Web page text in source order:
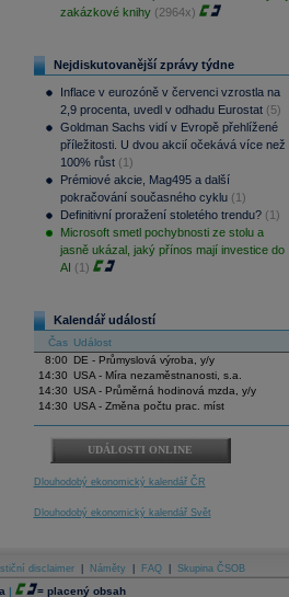
zakázkové knihy (2964x)
Nejdiskutovanější zprávy týdne
Inflace v eurozóně v červenci vzrostla na
2,9 procenta, uvedl v odhadu Eurostat (5)
Goldman Sachs vidí v Evropě přehlížené
příležitosti. U dvou akcií očekává více než
100% růst (1)
Prémiové akcie, Mag495 a další
pokračování současného cyklu (1)
Definitivní proražení stoletého trendu? (1)
Microsoft smetl pochybnosti ze stolu a
jasně ukázal, jaký přínos mají investice do
AI (1)
Kalendář událostí
Čas Událost
8:00
DE - Průmyslová výroba, y/y
14:30 USA - Míra nezaměstnanosti, s.a.
14:30 USA - Průměrná hodinová mzda, y/y
14:30 USA - Změna počtu prac. míst
UDÁLOSTI ONLINE
Dlouhodobý ekonomický kalendář ČR
Dlouhodobý ekonomický kalendář Svět
disclaimer Náměty FAQ Skupina ČSOB
| = placený obsah